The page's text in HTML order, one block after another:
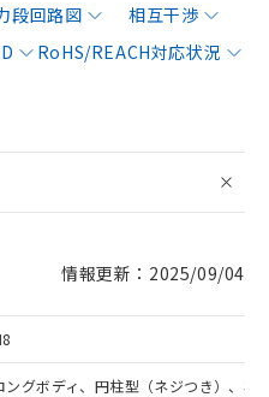
段回路図
相互干渉
RoHS/REACH対応状況
情報更新：2025/09/04
ングボディ、円柱型（ネジつき）、非